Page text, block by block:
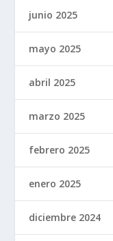
junio 2025
mayo 2025
abril 2025
marzo 2025
febrero 2025
enero 2025
diciembre 2024